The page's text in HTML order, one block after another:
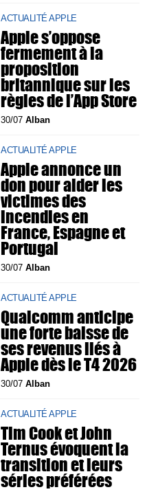
ACTUALITÉ APPLE
Apple s’oppose
fermement à la
proposition
britannique sur les
règles de l’App Store
30/07Alban
ACTUALITÉ APPLE
Apple annonce un
don pour aider les
victimes des
incendies en
France, Espagne et
Portugal
30/07Alban
ACTUALITÉ APPLE
Qualcomm anticipe
une forte baisse de
ses revenus liés à
Apple dès le T4 2026
30/07Alban
ACTUALITÉ APPLE
Tim Cook et John
Ternus évoquent la
transition et leurs
séries préférées